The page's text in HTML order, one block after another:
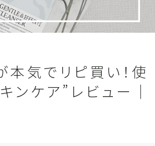
本気でリピ買い！使
ンケア”レビュー｜